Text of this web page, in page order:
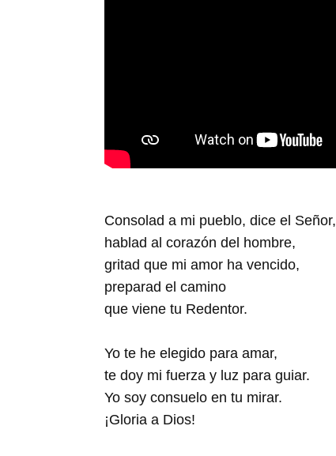
Consolad a mi pueblo, dice el Señor,
hablad al corazón del hombre,
gritad que mi amor ha vencido,
preparad el camino
que viene tu Redentor.
Yo te he elegido para amar,
te doy mi fuerza y luz para guiar.
Yo soy consuelo en tu mirar.
¡Gloria a Dios!